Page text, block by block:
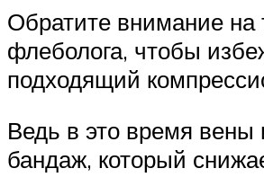
Обратите внимание на
флеболога, чтобы
подходящий
Ведь в это время вены
бандаж, который